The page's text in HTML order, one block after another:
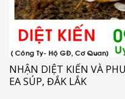
NHẬN DIỆT KIẾN VÀ
EA SÚP, ĐẮK LẮK